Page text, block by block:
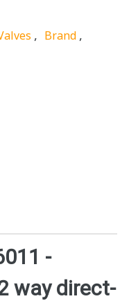
, Brand,
-
way direct-